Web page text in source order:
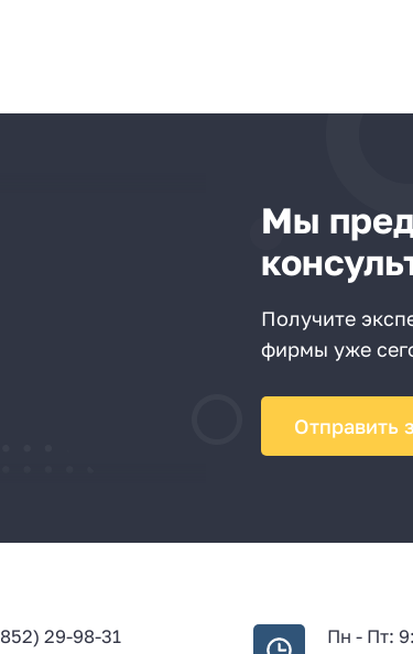
Мы
Получите
фирмы уже
Отправить
29-98-31 Пн - Пт: